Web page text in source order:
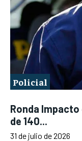
Policial
Ronda
de 140...
31 de julio de 2026